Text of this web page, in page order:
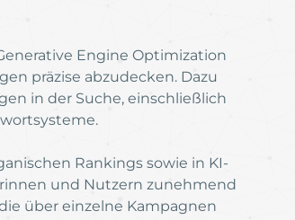
Engine Optimization
präzise abzudecken. Dazu
in der Suche, einschließlich
Rankings sowie in KI-
und Nutzern zunehmend
über einzelne Kampagnen